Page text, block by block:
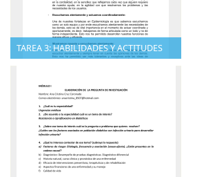
TAREA 3: HABILIDADES Y ACTITUDES